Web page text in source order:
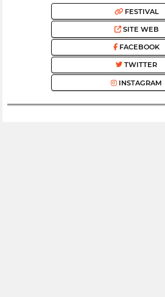
FESTIVAL
SITE WEB
FACEBOOK
TWITTER
INSTAGRAM